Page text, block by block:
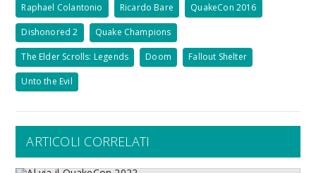
Raphael Colantonio Ricardo Bare QuakeCon 2016
Dishonored 2 Quake Champions
The Elder Scrolls: Legends Doom Fallout Shelter
Unto the Evil
ARTICOLI CORRELATI